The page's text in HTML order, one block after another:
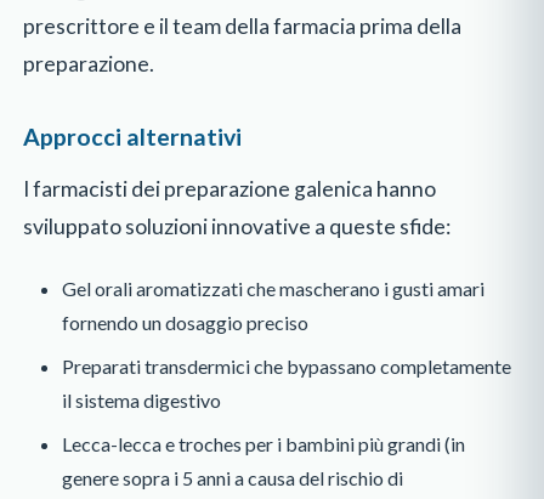
prescrittore e il team della farmacia prima della
preparazione.
Approcci alternativi
I farmacisti dei preparazione galenica hanno
sviluppato soluzioni innovative a queste sfide:
Gel orali aromatizzati che mascherano i gusti amari
fornendo un dosaggio preciso
Preparati transdermici che bypassano completamente
il sistema digestivo
Lecca-lecca e troches per i bambini più grandi (in
genere sopra i 5 anni a causa del rischio di